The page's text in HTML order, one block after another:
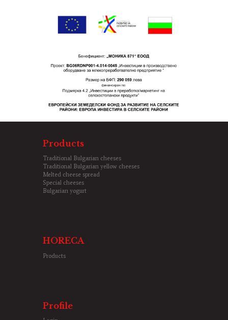
Products
Traditional Bulgarian cheeses
Traditional Bulgarian yellow cheeses
Melted cheese spread
Special cheeses
Bulgarian yogurt
HORECA
Products
Profile